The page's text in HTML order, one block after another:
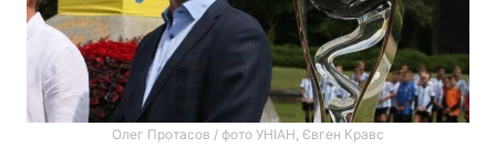
Олег Протасов / фото УНІАН, Євген Кравс